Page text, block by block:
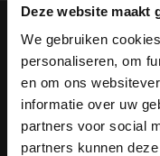
Deze website maakt
We gebruiken
personaliseren, om
en om ons
informatie over uw
partners voor social
partners kunnen
Producten
Tafels
Wanddecoratie
Tv-meubels
Accessoires
Onderstellen
Olie en onderhoud